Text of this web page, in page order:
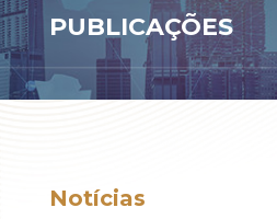
PUBLICAÇÕES
Notícias